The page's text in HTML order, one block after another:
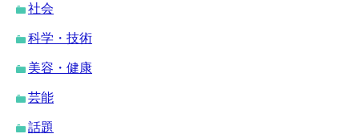
社会
科学・技術
美容・健康
芸能
話題